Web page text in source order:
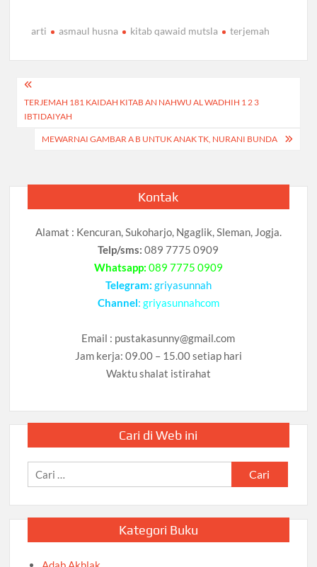
arti asmaul husna kitab qawaid mutsla terjemah
Navigasi
pos
TERJEMAH 181 KAIDAH KITAB AN NAHWU AL WADHIH 1 2 3
IBTIDAIYAH
MEWARNAI GAMBAR A B UNTUK ANAK TK, NURANI BUNDA
Kontak
Alamat : Kencuran, Sukoharjo, Ngaglik, Sleman, Jogja.
Telp/sms: 089 7775 0909
Whatsapp: 089 7775 0909
Telegram: griyasunnah
Channel: griyasunnahcom
Email : pustakasunny@gmail.com
Jam kerja: 09.00 – 15.00 setiap hari
Waktu shalat istirahat
Cari di Web ini
Cari
untuk:
Kategori Buku